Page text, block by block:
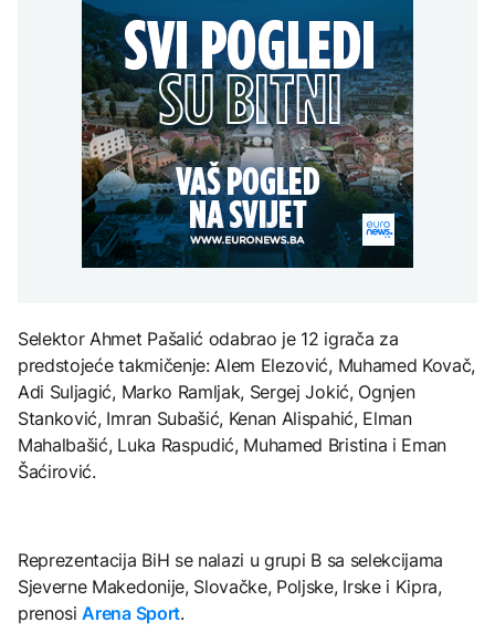
DRUŠTVO
Gužve na više graničnih
prelaza
Zelenski stigao u Srbiju
se nakon tri decenije
vraća kući sa Everesta
AKTUELNO
Predsjednik Kolumbije
objavio rat kartelima,
Trump mu šalje milijardu
dolara
ZANIMLJIVOSTI
Pripremite se za nebeski
spektakl: Kiša meteora
Perseidi stiže sredinom
augusta
Mete, zbog ugrožavanja
djece moraju platiti 942
miliona dolara
Selektor Ahmet Pašalić odabrao je 12 igrača za
predstojeće takmičenje: Alem Elezović, Muhamed Kovač,
Adi Suljagić, Marko Ramljak, Sergej Jokić, Ognjen
Stanković, Imran Subašić, Kenan Alispahić, Elman
Mahalbašić, Luka Raspudić, Muhamed Bristina i Eman
Šaćirović.
Reprezentacija BiH se nalazi u grupi B sa selekcijama
Sjeverne Makedonije, Slovačke, Poljske, Irske i Kipra,
prenosiArena Sport.